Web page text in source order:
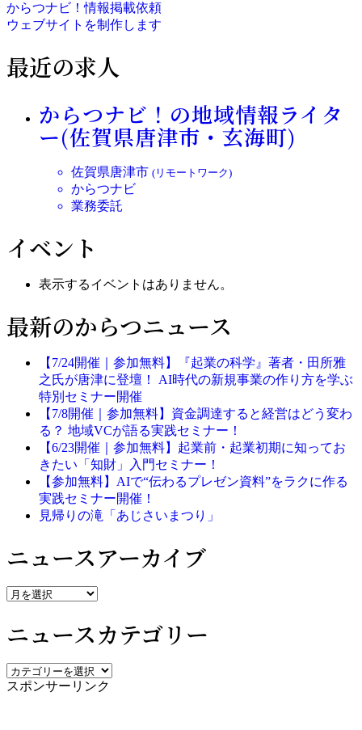
からつナビ！情報掲載依頼
ウェブサイトを制作します
最近の求人
からつナビ！の地域情報ライタ
ー(佐賀県唐津市・玄海町)
佐賀県唐津市 (リモートワーク)
からつナビ
業務委託
イベント
表示するイベントはありません。
最新のからつニュース
【7/24開催｜参加無料】『起業の科学』著者・田所雅
之氏が唐津に登壇！ AI時代の新規事業の作り方を学ぶ
特別セミナー開催
【7/8開催｜参加無料】資金調達すると経営はどう変わ
る？ 地域VCが語る実践セミナー！
【6/23開催｜参加無料】起業前・起業初期に知ってお
きたい「知財」入門セミナー！
【参加無料】AIで“伝わるプレゼン資料”をラクに作る
実践セミナー開催！
見帰りの滝「あじさいまつり」
ニュースアーカイブ
ニ
ー
ス
ア
ー
カ
ニュースカテゴリー
ニ
ュ
スポンサーリンク